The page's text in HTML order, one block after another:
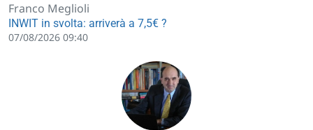
Franco Meglioli
INWIT in svolta: arriverà a 7,5€ ?
07/08/2026 09:40